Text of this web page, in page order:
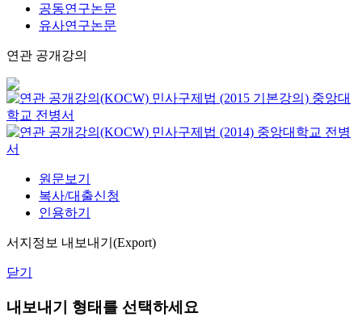
공동연구논문
유사연구논문
연관 공개강의
민사구제법 (2015 기본강의) 중앙대
학교 전병서
민사구제법 (2014) 중앙대학교 전병
서
원문보기
복사/대출신청
인용하기
서지정보 내보내기(Export)
닫기
내보내기 형태를 선택하세요